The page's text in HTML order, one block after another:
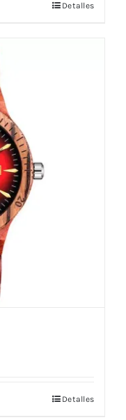
Detalles
Detalles